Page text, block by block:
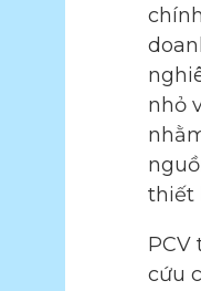
nhỏ
thiết
PCV
cứu